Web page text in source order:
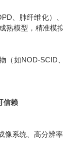
、肺纤维化）
熟模型，精准模
（如NOD-SCID
信赖
像系统、高分辨